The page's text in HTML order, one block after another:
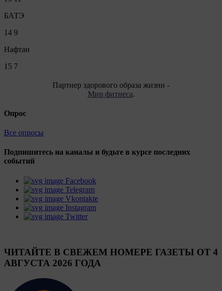
БАТЭ
14 9
Нафтан
15 7
Партнер здорового образа жизни -
Мир фитнеса.
Опрос
Все опросы
Подпишитесь на каналы и будьте в курсе последних
событий
Facebook
Telegram
Vkontakte
Instagram
Twitter
ЧИТАЙТЕ В СВЕЖЕМ НОМЕРЕ ГАЗЕТЫ ОТ 4
АВГУСТА 2026 ГОДА